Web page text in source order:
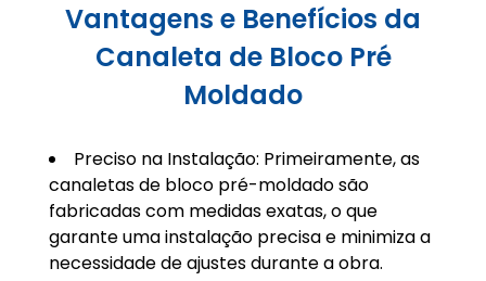
Vantagens e Benefícios da
Canaleta de Bloco Pré
Moldado
Preciso na Instalação: Primeiramente, as
canaletas de bloco pré-moldado são
fabricadas com medidas exatas, o que
garante uma instalação precisa e minimiza a
necessidade de ajustes durante a obra.